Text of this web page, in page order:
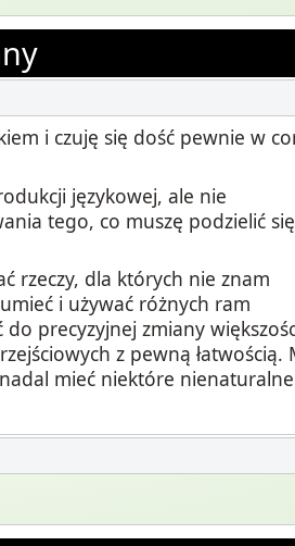
i czuję się dość pewnie w
językowej, ale nie
tego, co muszę podzielić
rzeczy, dla których nie znam
i używać różnych ram
precyzyjnej zmiany
z pewną łatwością.
mieć niektóre nienaturalne